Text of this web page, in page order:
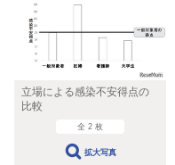
立場による感染不安得点の
比較
全 2 枚
拡大写真